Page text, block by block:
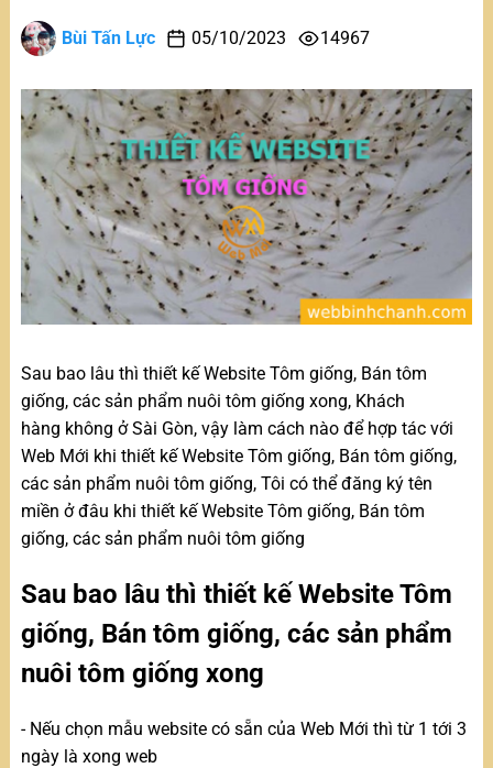
Bùi Tấn Lực 05/10/2023 14967
Sau bao lâu thì thiết kế Website Tôm giống, Bán tôm
giống, các sản phẩm nuôi tôm giống xong, Khách
hàng không ở Sài Gòn, vậy làm cách nào để hợp tác với
Web Mới khi thiết kế Website Tôm giống, Bán tôm giống,
các sản phẩm nuôi tôm giống, Tôi có thể đăng ký tên
miền ở đâu khi thiết kế Website Tôm giống, Bán tôm
giống, các sản phẩm nuôi tôm giống
Sau bao lâu thì thiết kế Website Tôm
giống, Bán tôm giống, các sản phẩm
nuôi tôm giống xong
- Nếu chọn mẫu website có sẵn của Web Mới thì từ 1 tới 3
ngày là xong web